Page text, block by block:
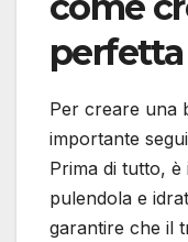
Per creare una
importante
Prima di tutto,
pulendola e
garantire che il